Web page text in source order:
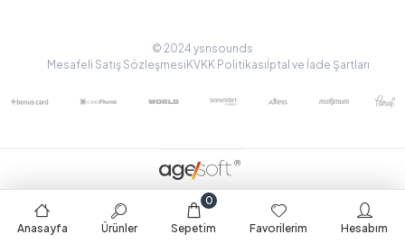
© 2024 ysnsounds
Mesafeli Satış Sözleşmesi KVKK Politikasıİptal ve İade Şartları
Anasayfa Ürünler Sepetim
0
Favorilerim Hesabım